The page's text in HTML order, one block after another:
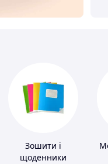
Зошити і
щоденники